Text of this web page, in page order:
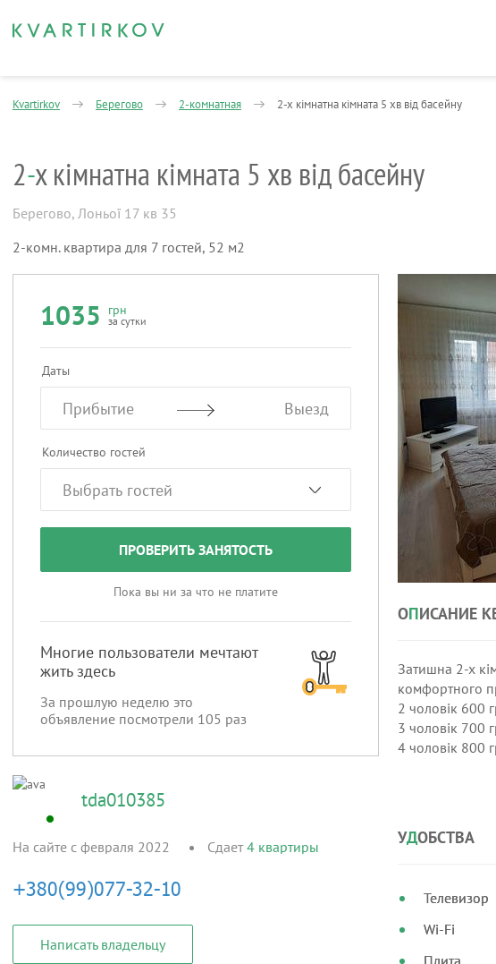
Kvartirkov Берегово 2-комнатная 2-х кімнатна кімната 5 хв від басейну
2-х кімнатна кімната 5 хв від басейну
Берегово, Лоньої 17 кв 35
2-комн. квартира для 7 гостей, 52 м2
1035 грн
за сутки
Даты
Прибытие Выезд
Количество гостей
ПРОВЕРИТЬ ЗАНЯТОСТЬ
Пока вы ни за что не платите
Многие пользователи мечтают
жить здесь
За прошлую неделю это
объявление посмотрели 105 раз
tda010385
На сайте с февраля 2022 Сдает4 квартиры
Написать владельцу
ОПИСАНИЕ
Затишна 2-х
комфортного
2 чоловік 600
3 чоловік 700
4 чоловік 800
УДОБСТВА
Телевизор
Wi-Fi
Плита